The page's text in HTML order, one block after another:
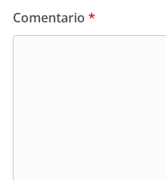
Comentario *